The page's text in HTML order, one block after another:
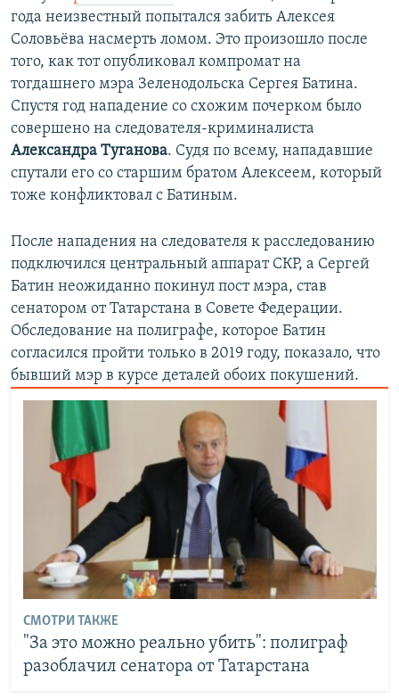
года неизвестный попытался забить Алексея
Соловьёва насмерть ломом. Это произошло после
того, как тот опубликовал компромат на
тогдашнего мэра Зеленодольска Сергея Батина.
Спустя год нападение со схожим почерком было
совершено на следователя-криминалиста
Александра Туганова. Судя по всему, нападавшие
спутали его со старшим братом Алексеем, который
тоже конфликтовал с Батиным.
После нападения на следователя к расследованию
подключился центральный аппарат СКР, а Сергей
Батин неожиданно покинул пост мэра, став
сенатором от Татарстана в Совете Федерации.
Обследование на полиграфе, которое Батин
согласился пройти только в 2019 году, показало, что
бывший мэр в курсе деталей обоих покушений.
СМОТРИ ТАКЖЕ
"За это можно реально убить": полиграф
разоблачил сенатора от Татарстана